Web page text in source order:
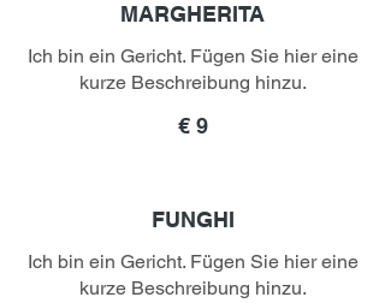
MARGHERITA
Ich bin ein Gericht. Fügen Sie hier eine
kurze Beschreibung hinzu.
€ 9
FUNGHI
Ich bin ein Gericht. Fügen Sie hier eine
kurze Beschreibung hinzu.